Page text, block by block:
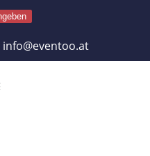
info@eventoo.at